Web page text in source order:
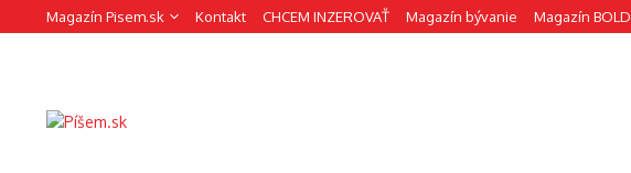
Preskočiť na obsah
Magazín Pisem.sk Kontakt CHCEM INZEROVAŤ Magazín bývanie Magazín BOLD